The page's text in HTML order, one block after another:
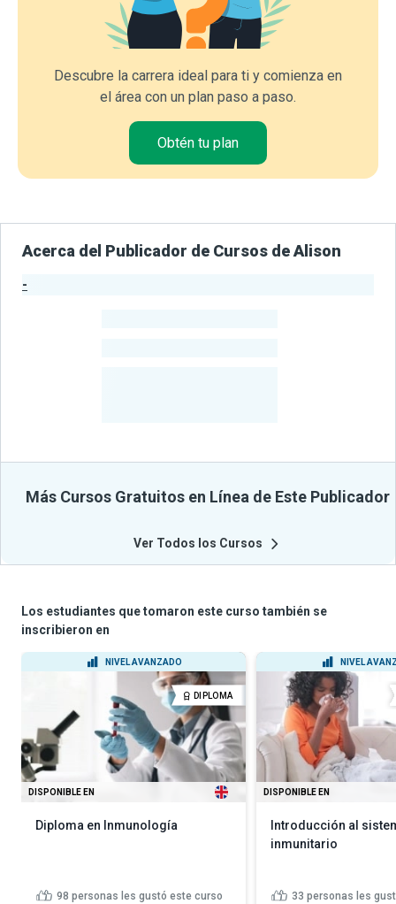
Descubre la carrera ideal para ti y comienza en
el área con un plan paso a paso.
Obtén tu plan
Acerca del Publicador de Cursos de Alison
-
Más Cursos Gratuitos en Línea de Este Publicador
Ver Todos los Cursos
Los estudiantes que tomaron este curso también se
inscribieron en
NIVEL AVANZADO
DIPLOMA
DISPONIBLE EN
Diploma en Inmunología
98 personas les gustó este curso
NIVEL
DISPONIBLE EN
Introducción al
inmunitario
33 personas les